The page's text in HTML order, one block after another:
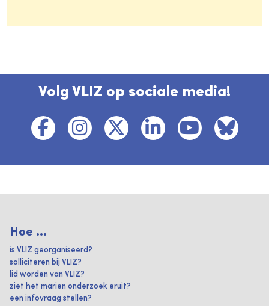
Volg VLIZ op sociale media!
Hoe ...
is VLIZ georganiseerd?
solliciteren bij VLIZ?
lid worden van VLIZ?
ziet het marien onderzoek eruit?
een infovraag stellen?